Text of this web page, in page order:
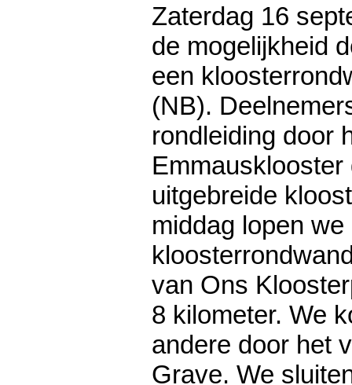
Zaterdag 16
de mogelijkheid
een
(NB).
rondleiding door
uitgebreide
middag lopen we
van Ons
8 kilometer. We
andere door het
Grave. We